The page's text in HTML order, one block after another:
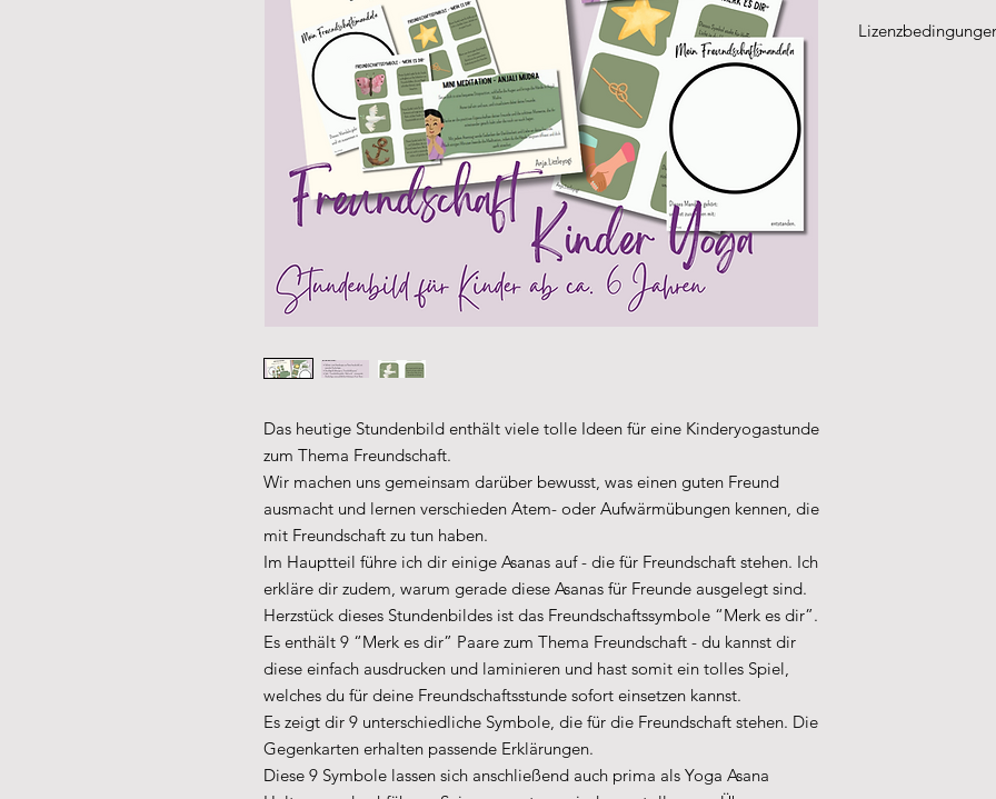
Das heutige Stundenbild enthält viele tolle Ideen für eine Kinderyogastunde
zum Thema Freundschaft.
Wir machen uns gemeinsam darüber bewusst, was einen guten Freund
ausmacht und lernen verschieden Atem- oder Aufwärmübungen kennen, die
mit Freundschaft zu tun haben.
Im Hauptteil führe ich dir einige Asanas auf - die für Freundschaft stehen. Ich
erkläre dir zudem, warum gerade diese Asanas für Freunde ausgelegt sind.
Herzstück dieses Stundenbildes ist das Freundschaftssymbole “Merk es dir”.
Es enthält 9 “Merk es dir” Paare zum Thema Freundschaft - du kannst dir
diese einfach ausdrucken und laminieren und hast somit ein tolles Spiel,
welches du für deine Freundschaftsstunde sofort einsetzen kannst.
Es zeigt dir 9 unterschiedliche Symbole, die für die Freundschaft stehen. Die
Gegenkarten erhalten passende Erklärungen.
Diese 9 Symbole lassen sich anschließend auch prima als Yoga Asana